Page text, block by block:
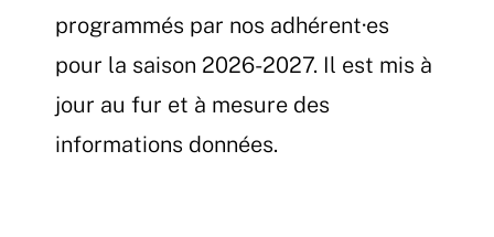
programmés par nos adhérent·es
pour la saison 2026-2027. Il est mis à
jour au fur et à mesure des
informations données.